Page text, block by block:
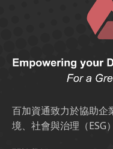
百加資通致力於協助企
境、社會與治理（ESG